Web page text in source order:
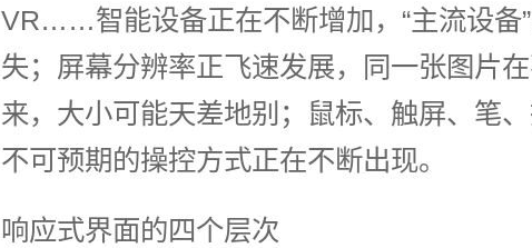
VR……智能设备正在不断增加，“主流设备
失；屏幕分辨率正飞速发展，同一张图片
来，大小可能天差地别；鼠标、触屏、笔
不可预期的操控方式正在不断出现。
响应式界面的四个层次